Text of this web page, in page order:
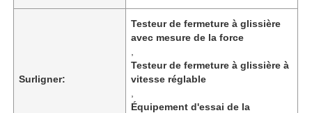
Surligner:
Testeur de fermeture à glissière
avec mesure de la force
Testeur de fermeture à glissière à
vitesse réglable
Équipement d'essai de la